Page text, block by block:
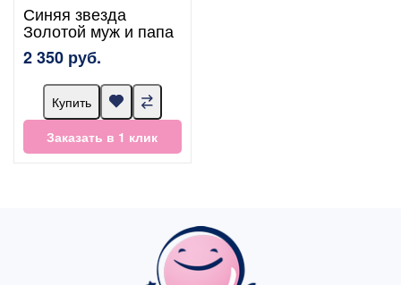
Синяя звезда
Золотой муж и папа
2 350 руб.
Купить
Заказать в 1 клик